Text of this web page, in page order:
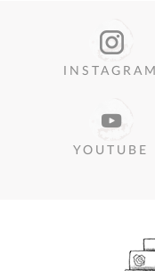
INSTAGRAM
YOUTUBE